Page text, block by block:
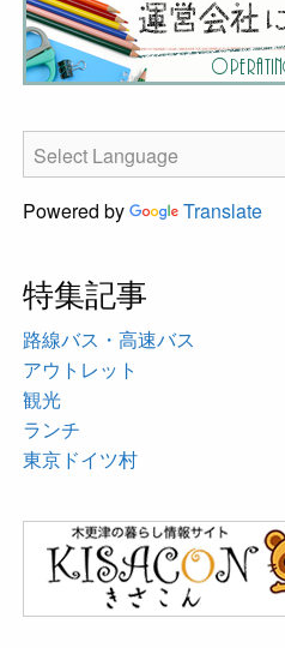
Powered by Translate
特集記事
路線バス・高速バス
アウトレット
観光
ランチ
東京ドイツ村